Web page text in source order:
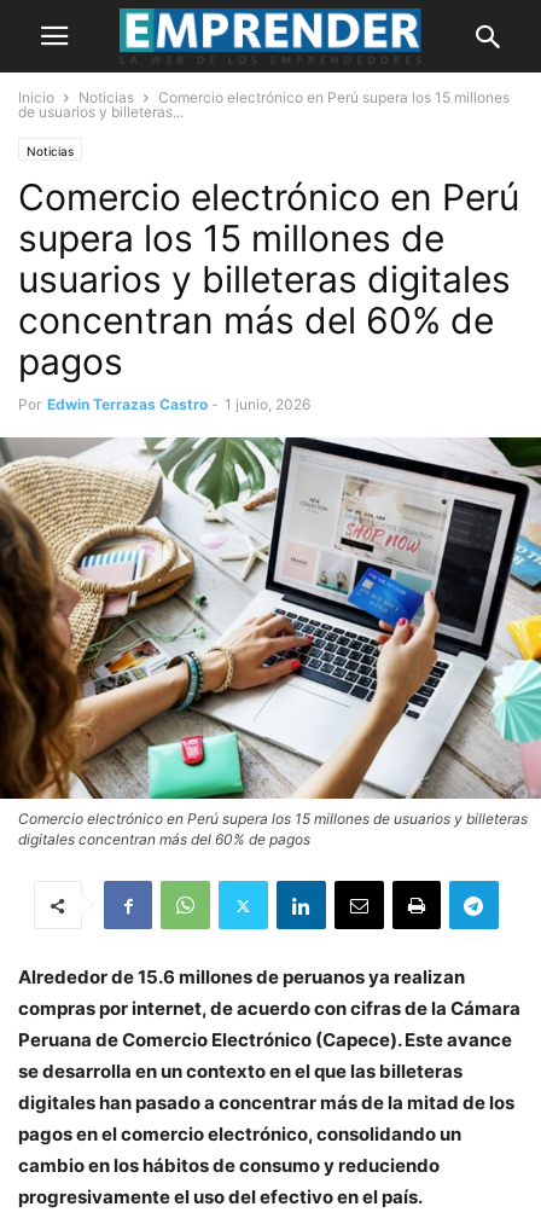
Inicio Noticias
Comercio electrónico en Perú supera los 15 millones
de usuarios y billeteras...
Noticias
Comercio electrónico en Perú
supera los 15 millones de
usuarios y billeteras digitales
concentran más del 60% de
pagos
Por Edwin Terrazas Castro - 1 junio, 2026
Comercio electrónico en Perú supera los 15 millones de usuarios y billeteras
digitales concentran más del 60% de pagos
Alrededor de 15.6 millones de peruanos ya realizan
compras por internet, de acuerdo con cifras de la Cámara
Peruana de Comercio Electrónico (Capece). Este avance
se desarrolla en un contexto en el que las billeteras
digitales han pasado a concentrar más de la mitad de los
pagos en el comercio electrónico, consolidando un
cambio en los hábitos de consumo y reduciendo
progresivamente el uso del efectivo en el país.